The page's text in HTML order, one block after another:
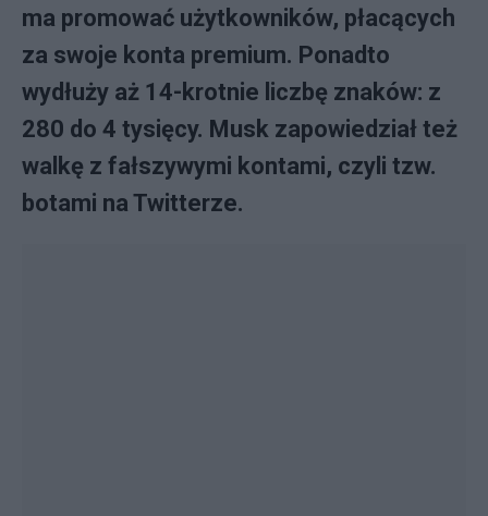
ma promować użytkowników, płacących
za swoje konta premium. Ponadto
wydłuży aż 14-krotnie liczbę znaków: z
280 do 4 tysięcy. Musk zapowiedział też
walkę z fałszywymi kontami, czyli tzw.
botami na Twitterze.